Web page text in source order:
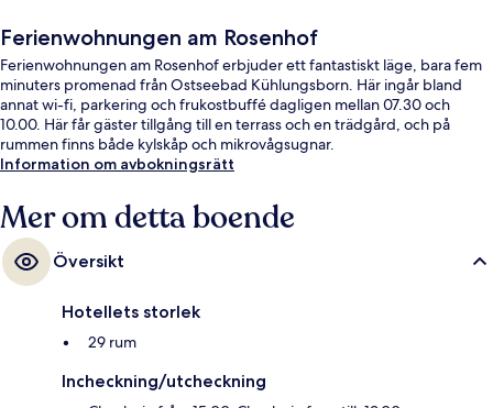
Ferienwohnungen am Rosenhof
Ferienwohnungen am Rosenhof erbjuder ett fantastiskt läge, bara fem
minuters promenad från Ostseebad Kühlungsborn. Här ingår bland
annat wi-fi, parkering och frukostbuffé dagligen mellan 07.30 och
10.00. Här får gäster tillgång till en terrass och en trädgård, och på
rummen finns både kylskåp och mikrovågsugnar.
Information om avbokningsrätt
Mer om detta boende
Översikt
Hotellets storlek
29 rum
Incheckning/utcheckning